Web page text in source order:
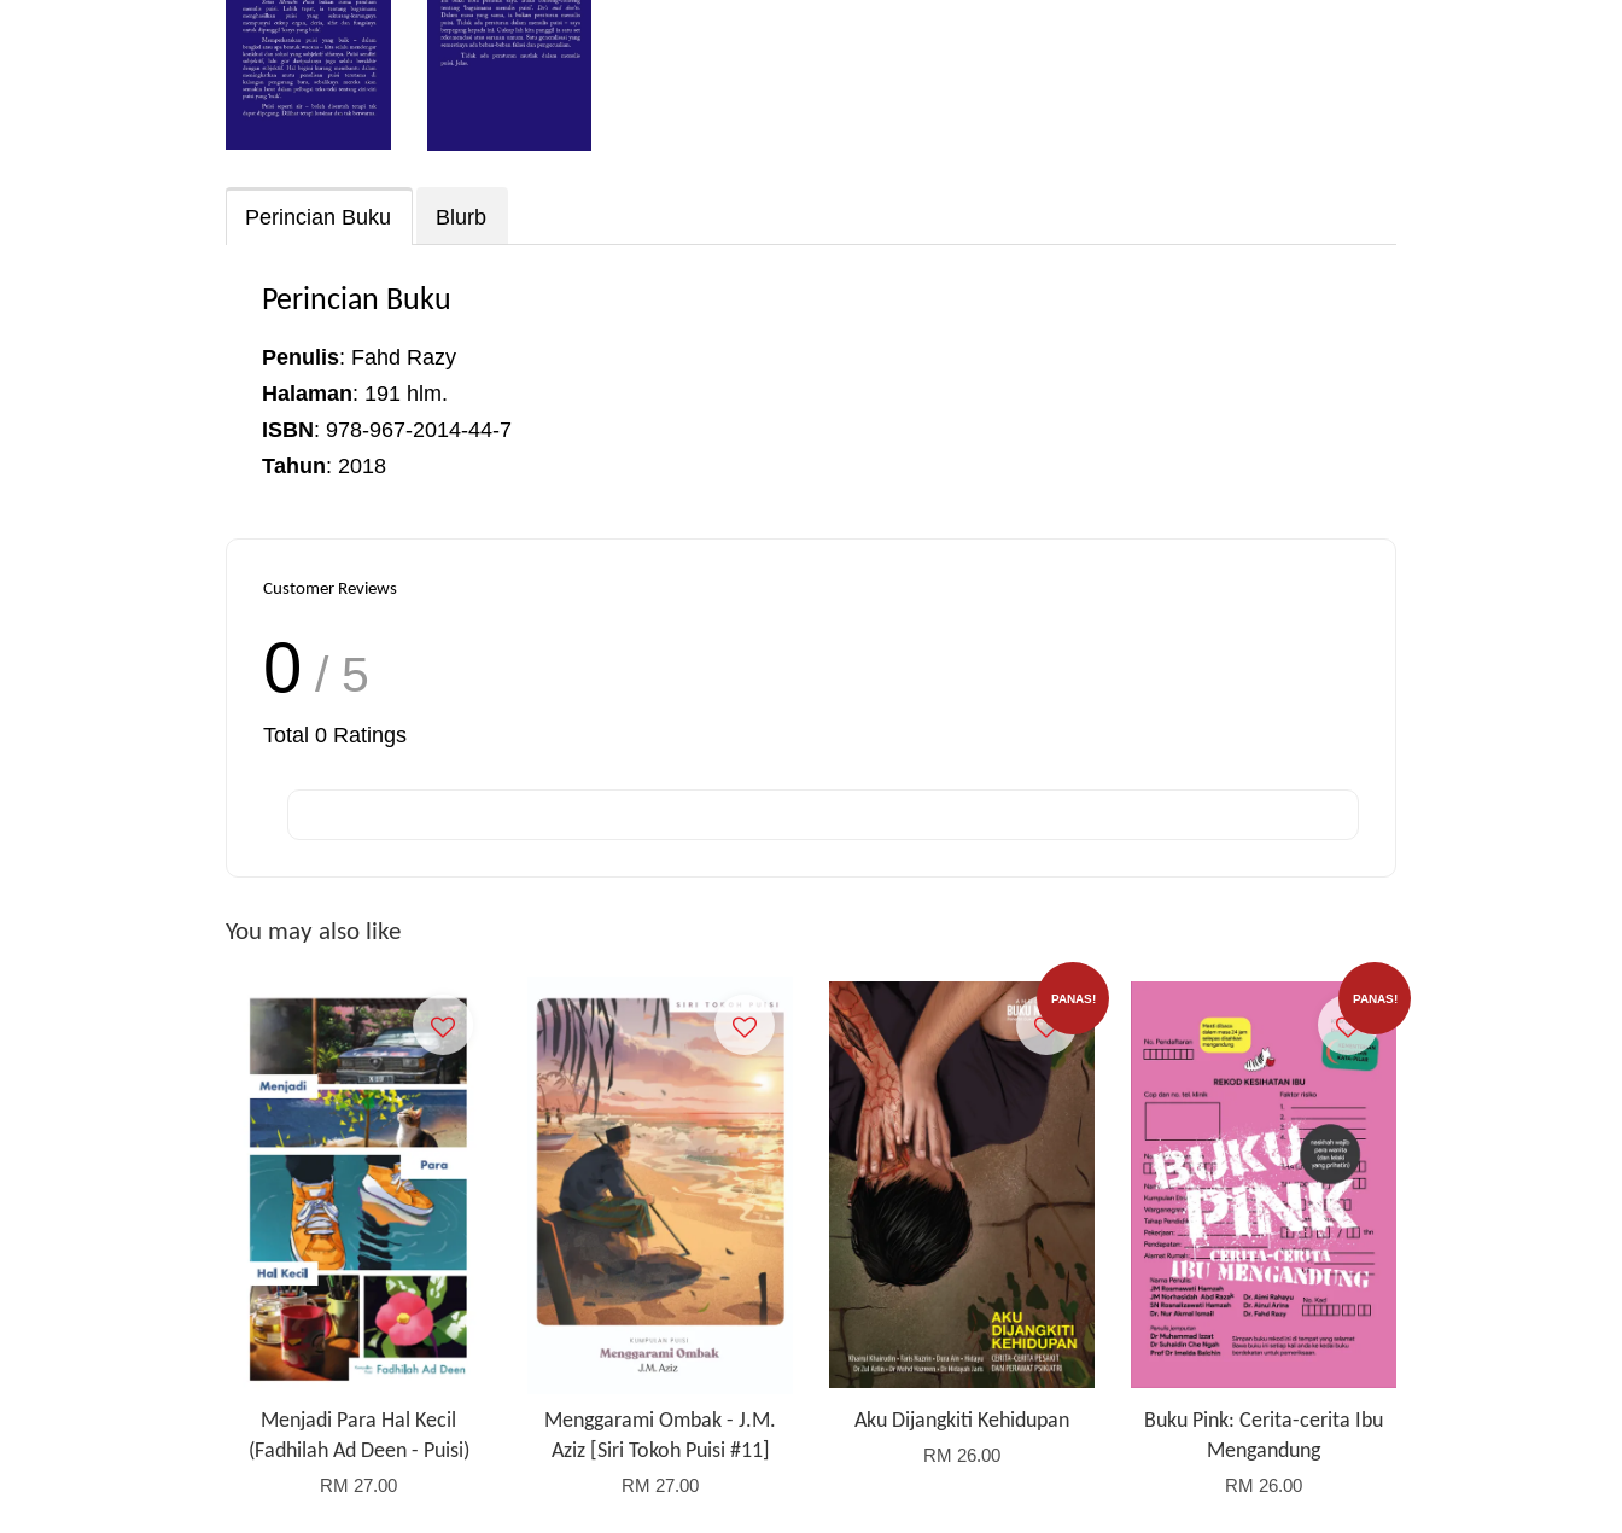
Perincian Buku Blurb
Perincian Buku
Penulis: Fahd Razy
Halaman: 191 hlm.
ISBN: 978-967-2014-44-7
Tahun: 2018
Customer Reviews
0 / 5
Total 0 Ratings
You may also like
Menjadi Para Hal Kecil
(Fadhilah Ad Deen - Puisi)
RM 27.00
Menggarami Ombak - J.M.
Aziz [Siri Tokoh Puisi #11]
RM 27.00
PANAS!
Aku Dijangkiti Kehidupan
RM 26.00
PANAS!
Buku Pink: Cerita-cerita Ibu
Mengandung
RM 26.00